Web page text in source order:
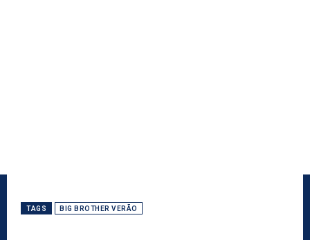
TAGS BIG BROTHER VERÃO